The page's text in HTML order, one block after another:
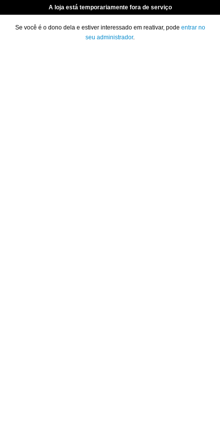
A loja está temporariamente fora de serviço
Se você é o dono dela e estiver interessado em reativar, pode entrar no
seu administrador.